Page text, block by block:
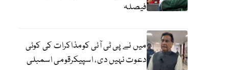
فیصلہ
میں نے پی ٹی آئی کومذاکرات کی کوئی
دعوت نہیں دی، اسپیکرقومی اسمبلی